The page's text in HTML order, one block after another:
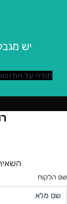
יש
תודה על
שם הלקוח